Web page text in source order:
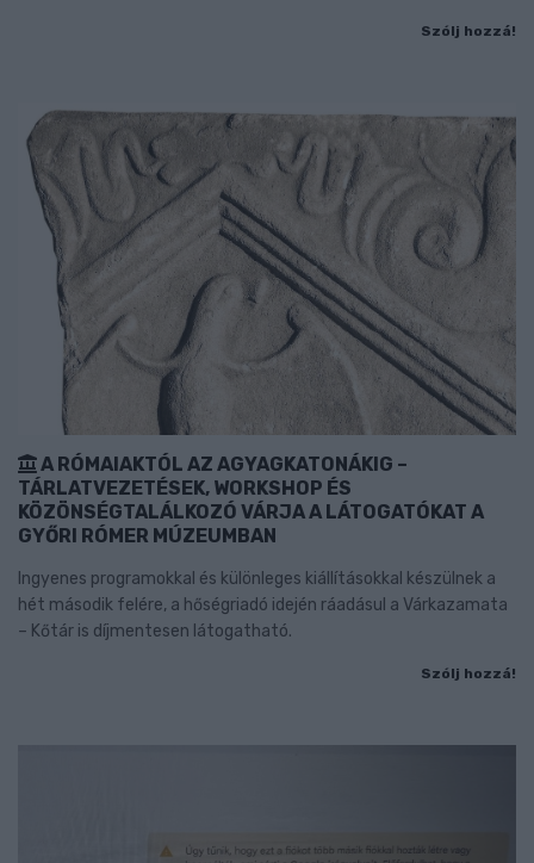
Szólj hozzá!
A RÓMAIAKTÓL AZ AGYAGKATONÁKIG –
TÁRLATVEZETÉSEK, WORKSHOP ÉS
KÖZÖNSÉGTALÁLKOZÓ VÁRJA A LÁTOGATÓKAT A
GYŐRI RÓMER MÚZEUMBAN
Ingyenes programokkal és különleges kiállításokkal készülnek a
hét második felére, a hőségriadó idején ráadásul a Várkazamata
– Kőtár is díjmentesen látogatható.
Szólj hozzá!